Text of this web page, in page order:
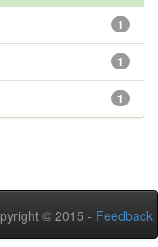
1
1
1
© 2015 - Feedback